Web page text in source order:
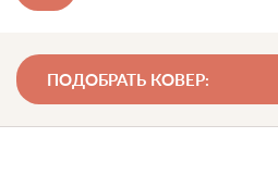
ПОДОБРАТЬ КОВЕР: